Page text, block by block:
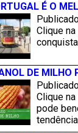
É O
Clique
DE MILHO
Clique
pode